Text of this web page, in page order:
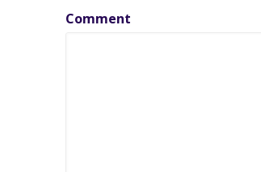
Comment